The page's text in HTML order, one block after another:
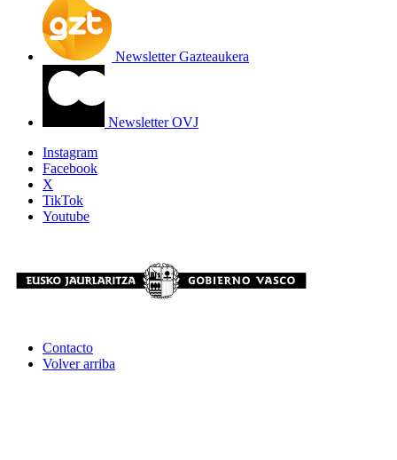
Newsletter Gazteaukera
Newsletter OVJ
Instagram
Facebook
X
TikTok
Youtube
Contacto
Volver arriba